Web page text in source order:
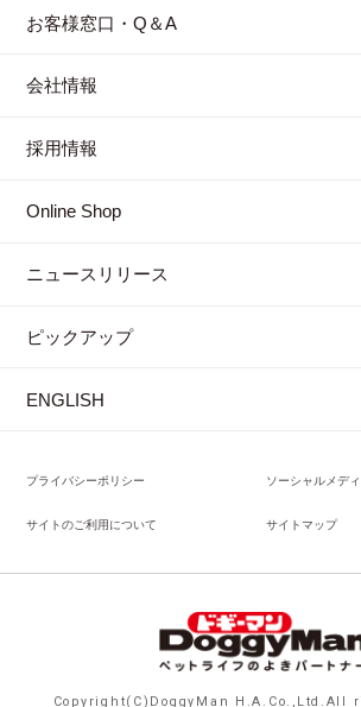
お客様窓口・Q＆A
会社情報
採用情報
Online Shop
ニュースリリース
ピックアップ
ENGLISH
プライバシーポリシー ソーシャルメデ
サイトのご利用について サイトマップ
Copyright(C)DoggyMan H.A.Co.,Ltd.All